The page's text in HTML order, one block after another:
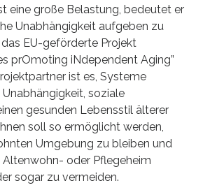
eine große Belastung, bedeutet er
Unabhängigkeit aufgeben zu
EU-geförderte Projekt
prOmoting iNdependent Aging”
ist es, Systeme
soziale
gesunden Lebensstil älterer
soll so ermöglicht werden,
Umgebung zu bleiben und
Altenwohn- oder Pflegeheim
sogar zu vermeiden.